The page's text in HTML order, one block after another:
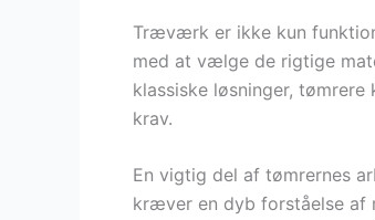
Træværk er ikke kun
med at vælge de rigtige
klassiske løsninger,
krav.
En vigtig del af tømrernes
kræver en dyb forståelse af